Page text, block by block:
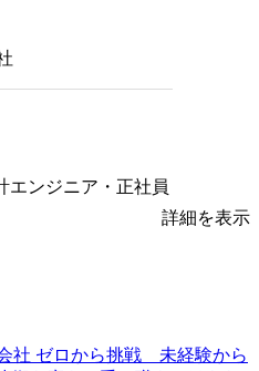
エンジニア・正社員
詳細を表示